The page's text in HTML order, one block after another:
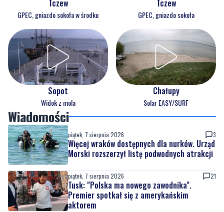
Tczew
GPEC, gniazdo sokoła w środku
Tczew
GPEC, gniazdo sokoła
Sopot
Widok z mola
Chałupy
Solar EASY/SURF
Wiadomości
piątek, 7 sierpnia 2026 3
Więcej wraków dostępnych dla nurków. Urząd
Morski rozszerzył listę podwodnych atrakcji
piątek, 7 sierpnia 2026 21
Tusk: "Polska ma nowego zawodnika".
Premier spotkał się z amerykańskim
aktorem